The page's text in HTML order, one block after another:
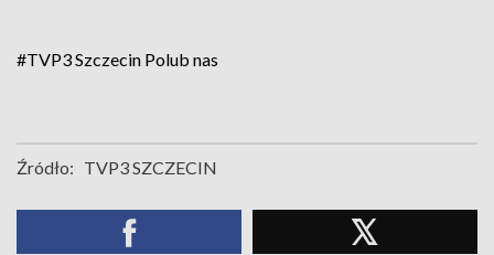
#TVP3 Szczecin Polub nas
Źródło: TVP3 SZCZECIN